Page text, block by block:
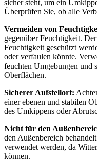
sicher steht, um ein
Überprüfen Sie, ob alle
Vermeiden von
gegenüber Feuchtigkeit.
Feuchtigkeit geschützt
oder verfaulen könnte.
feuchten Umgebungen und
Oberflächen.
Sicherer Aufstellort:
einer ebenen und stabilen
des Umkippens oder
Nicht für den
den Außenbereich
verwendet werden, da
können.